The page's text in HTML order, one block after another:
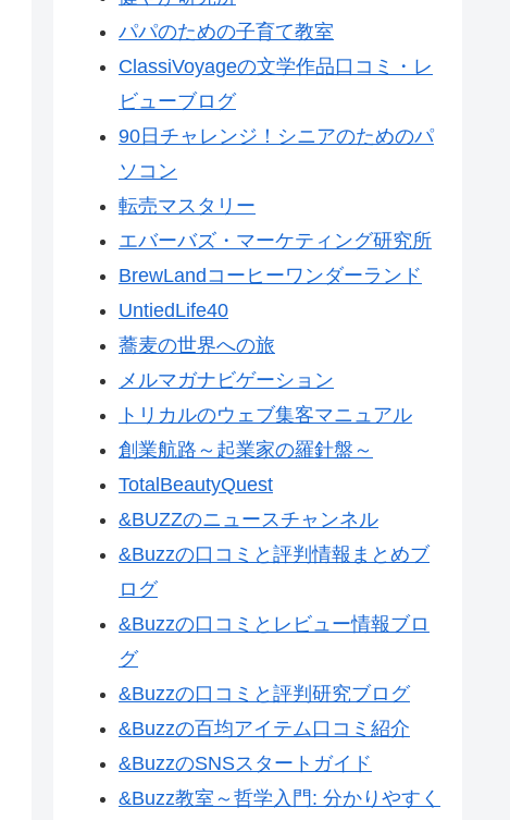
パパのための子育て教室
ClassiVoyageの文学作品口コミ・レ
ビューブログ
90日チャレンジ！シニアのためのパ
ソコン
転売マスタリー
エバーバズ・マーケティング研究所
BrewLandコーヒーワンダーランド
UntiedLife40
蕎麦の世界への旅
メルマガナビゲーション
トリカルのウェブ集客マニュアル
創業航路～起業家の羅針盤～
TotalBeautyQuest
&BUZZのニュースチャンネル
&Buzzの口コミと評判情報まとめブ
ログ
&Buzzの口コミとレビュー情報ブロ
グ
&Buzzの口コミと評判研究ブログ
&Buzzの百均アイテム口コミ紹介
&BuzzのSNSスタートガイド
&Buzz教室～哲学入門: 分かりやすく